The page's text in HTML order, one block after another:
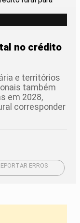
no crédito
e territórios
também
em 2028,
corresponder
ERROS